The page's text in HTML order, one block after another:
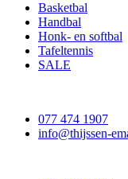
Basketbal
Handbal
Honk- en softbal
Tafeltennis
SALE
077 474 1907
info@thijssen-